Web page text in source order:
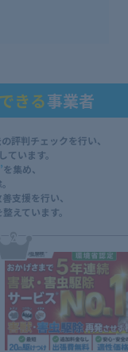
きる事業者
評判チェックを行い、
います。
を集め、
支援を行い、
えています。